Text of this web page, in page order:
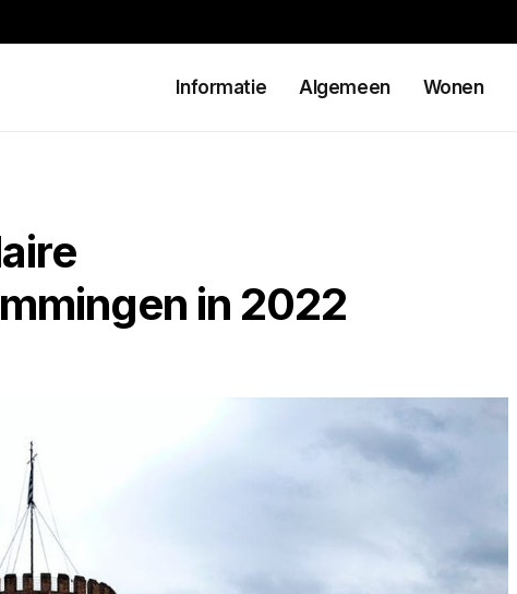
Informatie Algemeen Wonen
in 2022